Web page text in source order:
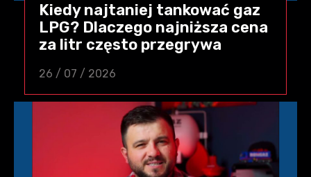
Kiedy najtaniej tankować gaz
LPG? Dlaczego najniższa cena
za litr często przegrywa
26 / 07 / 2026